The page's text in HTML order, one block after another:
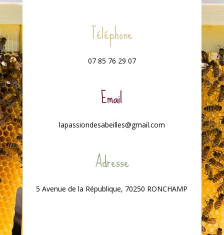
Téléphone
07 85 76 29 07
Email
lapassiondesabeilles@gmail.com
Adresse
5 Avenue de la République, 70250 RONCHAMP